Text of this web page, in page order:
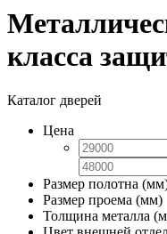
класса
Каталог дверей
Цена
Размер полотна
Размер проема (мм)
Толщина металла